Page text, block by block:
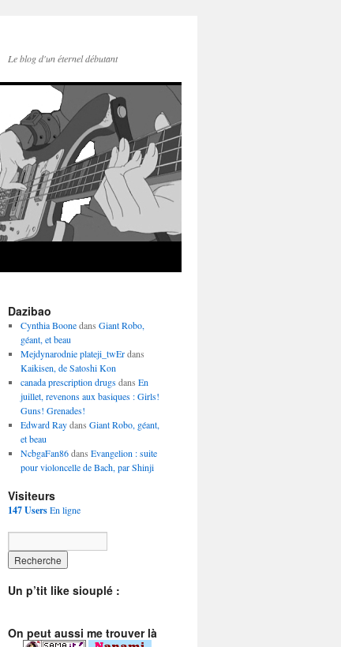
Le blog d'un éternel débutant
Dazibao
Cynthia Boonedans Giant Robo,
géant, et beau
Mejdynarodnie plateji_twErdans
Kaikisen, de Satoshi Kon
canada prescription drugsdans En
juillet, revenons aux basiques : Girls!
Guns! Grenades!
Edward Raydans Giant Robo, géant,
et beau
NcbgaFan86dans Evangelion : suite
pour violoncelle de Bach, par Shinji
Visiteurs
147 UsersEn ligne
Un p’tit like siouplé :
On peut aussi me trouver là